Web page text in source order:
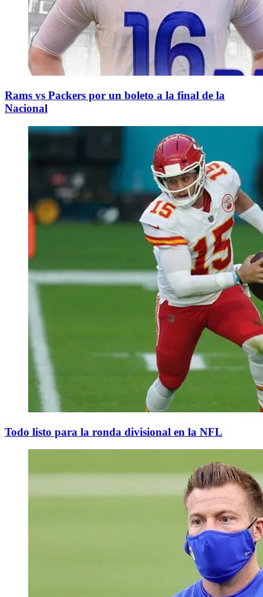
Rams vs Packers por un boleto a la final de la
Nacional
Todo listo para la ronda divisional en la NFL